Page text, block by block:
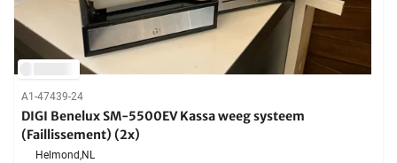
A1-47439-24
DIGI Benelux SM-5500EV Kassa weeg systeem
(Faillissement) (2x)
Helmond,NL